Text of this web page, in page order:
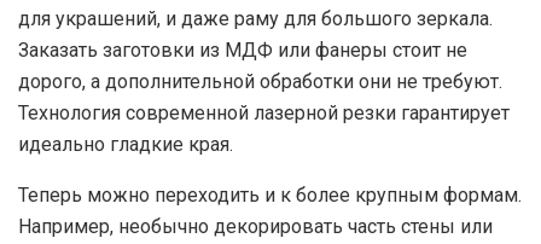
для украшений, и даже раму для большого зеркала.
Заказать заготовки из МДФ или фанеры стоит не
дорого, а дополнительной обработки они не требуют.
Технология современной лазерной резки гарантирует
идеально гладкие края.
Теперь можно переходить и к более крупным формам.
Например, необычно декорировать часть стены или